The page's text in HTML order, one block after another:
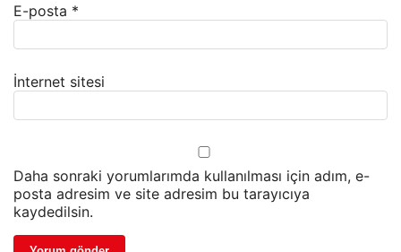
E-posta *
İnternet sitesi
Daha sonraki yorumlarımda kullanılması için adım, e-
posta adresim ve site adresim bu tarayıcıya
kaydedilsin.